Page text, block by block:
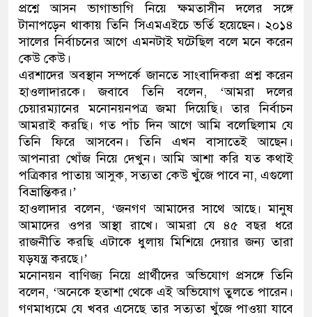
ডাকাতির প্রস্তুতিকালে দুইজনকে
থানা পুলিশ
প্রশ্নে আসন ভাগাভাগি নিয়ে ক্ষমতাসীন দলের সঙ্গে
টানাপড়েন থাকায় তিনি সিএমএইচে ভর্তি হয়েছেন। ২০১৪
সালের নির্বাচনের আগে এমনটাই ঘটেছিল বলে মনে করেন
কেউ কেউ।
এরশাদের অবস্থান সম্পর্কে জানতে সাংবাদিকরা প্রশ্ন করেন
হাওলাদারকে। জবাবে তিনি বলেন, ‘আমরা দলের
চেয়ারম্যানের মনোনয়নপত্র জমা দিয়েছি। তার নির্বাচন
আমরাই করছি। গত পাঁচ দিন আগে আমি বলেছিলাম যে
তিনি ফিরে আসবেন। তিনি এখন বাসাতেই আছেন।
আপনারা খোঁজ নিয়ে দেখুন। আমি আশা করি যত কথাই
পত্রিকার পাতায় আসুক, সত্যতা কেউ খুঁজে পাবে না, এগুলো
বিভ্রান্তিকর।’
হাওলাদার বলেন, ‘জনগণ আমাদের সাথে আছে। মানুষ
আমাদের ওপর আস্থা রাখে। আমরা যে ৪৫ বছর ধরে
রাজনীতি করছি এটাকে ধুলায় মিশিয়ে দেয়ার জন্য তারা
যড়যন্ত্র করছে।’
মনোনয়ন বাণিজ্য নিয়ে প্রার্থীদের অভিযোগ প্রসঙ্গে তিনি
বলেন, ‘অনেকে হতাশা থেকে এই অভিযোগ তুলতে পারেন।
গণমাধ্যমে যে খবর এসেছে তার সত্যতা খুঁজে পাওয়া যাবে